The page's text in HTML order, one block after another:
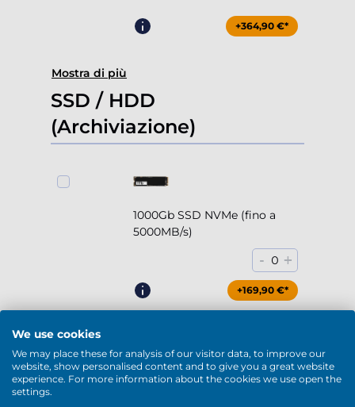
+364,90 €*
Mostra di più
SSD / HDD
(Archiviazione)
1000Gb SSD NVMe (fino a
5000MB/s)
- 0 +
+169,90 €*
2000Gb SSD NVMe (fino a
We use cookies
We may place these for analysis of our visitor data, to improve our
website, show personalised content and to give you a great website
experience. For more information about the cookies we use open the
settings.